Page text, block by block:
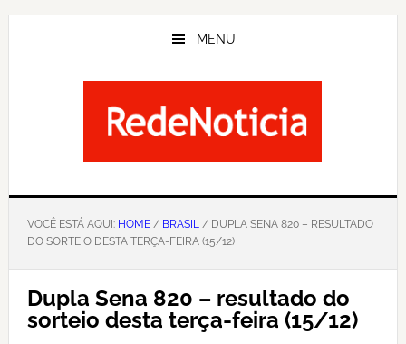
Skip
MENU
VOCÊ ESTÁ AQUI: HOME/ BRASIL/ DUPLA SENA 820 – RESULTADO
DO SORTEIO DESTA TERÇA-FEIRA (15/12)
Dupla Sena 820 – resultado do
sorteio desta terça-feira (15/12)